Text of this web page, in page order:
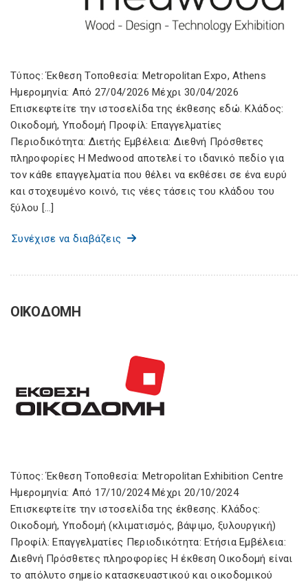
Τύπος: Έκθεση Τοποθεσία: Metropolitan Expo, Athens
Ημερομηνία: Από 27/04/2026 Μέχρι 30/04/2026
Επισκεφτείτε την ιστοσελίδα της έκθεσης εδώ. Κλάδος:
Οικοδομή, Υποδομή Προφίλ: Επαγγελματίες
Περιοδικότητα: Διετής Εμβέλεια: Διεθνή Πρόσθετες
πληροφορίες Η Medwood αποτελεί το ιδανικό πεδίο για
τον κάθε επαγγελματία που θέλει να εκθέσει σε ένα ευρύ
και στοχευμένο κοινό, τις νέες τάσεις του κλάδου του
ξύλου […]
Συνέχισε να διαβάζεις
ΟΙΚΟΔΟΜΗ
Τύπος: Έκθεση Τοποθεσία: Metropolitan Exhibition Centre
Ημερομηνία: Από 17/10/2024 Μέχρι 20/10/2024
Επισκεφτείτε την ιστοσελίδα της έκθεσης. Κλάδος:
Οικοδομή, Υποδομή (κλιματισμός, βάψιμο, ξυλουργική)
Προφίλ: Επαγγελματίες Περιοδικότητα: Ετήσια Εμβέλεια:
Διεθνή Πρόσθετες πληροφορίες Η έκθεση Oικοδομή είναι
το απόλυτο σημείο κατασκευαστικού και οικοδομικού